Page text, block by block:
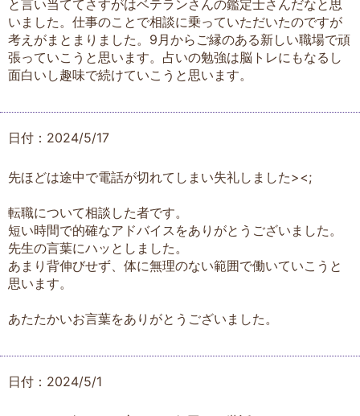
と言い当ててさすがはベテランさんの鑑定士さんだなと思
いました。仕事のことで相談に乗っていただいたのですが
考えがまとまりました。9月からご縁のある新しい職場で頑
張っていこうと思います。占いの勉強は脳トレにもなるし
面白いし趣味で続けていこうと思います。
日付：2024/5/17
先ほどは途中で電話が切れてしまい失礼しました><;
転職について相談した者です。
短い時間で的確なアドバイスをありがとうございました。
先生の言葉にハッとしました。
あまり背伸びせず、体に無理のない範囲で働いていこうと
思います。
あたたかいお言葉をありがとうございました。
日付：2024/5/1